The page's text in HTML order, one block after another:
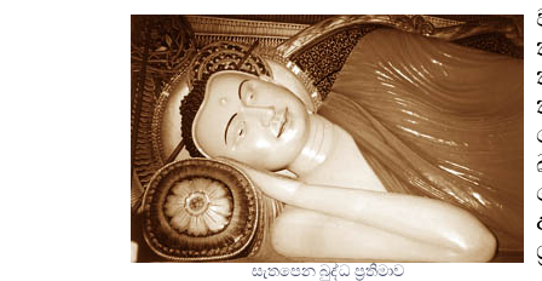
සැතපෙන බුද්ධ ප්‍රතිමාව